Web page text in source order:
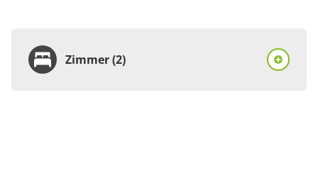
Zimmer (2)